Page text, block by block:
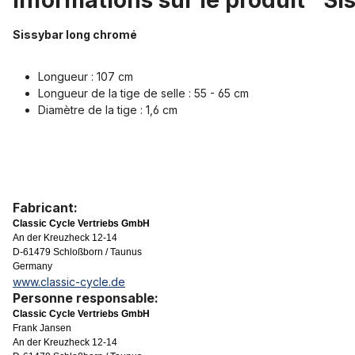
Sissybar long chromé
Longueur : 107 cm
Longueur de la tige de selle : 55 - 65 cm
Diamètre de la tige : 1,6 cm
Fabricant:
Classic Cycle Vertriebs GmbH
An der Kreuzheck 12-14
D-61479 Schloßborn / Taunus
Germany
www.classic-cycle.de
Personne responsable:
Classic Cycle Vertriebs GmbH
Frank Jansen
An der Kreuzheck 12-14